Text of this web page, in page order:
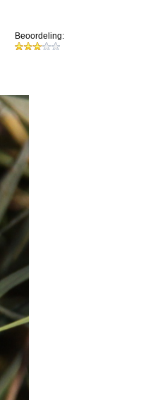
Beoordeling: